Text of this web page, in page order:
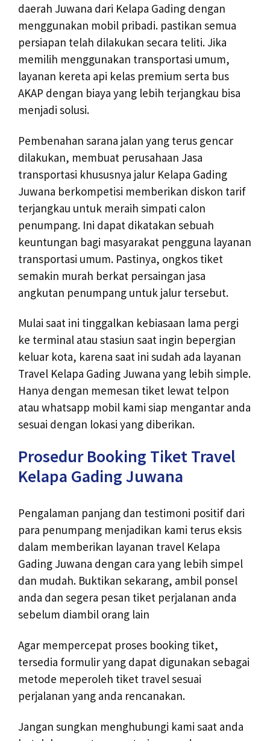
daerah Juwana dari Kelapa Gading dengan
menggunakan mobil pribadi. pastikan semua
persiapan telah dilakukan secara teliti. Jika
memilih menggunakan transportasi umum,
layanan kereta api kelas premium serta bus
AKAP dengan biaya yang lebih terjangkau bisa
menjadi solusi.
Pembenahan sarana jalan yang terus gencar
dilakukan, membuat perusahaan Jasa
transportasi khususnya jalur Kelapa Gading
Juwana berkompetisi memberikan diskon tarif
terjangkau untuk meraih simpati calon
penumpang. Ini dapat dikatakan sebuah
keuntungan bagi masyarakat pengguna layanan
transportasi umum. Pastinya, ongkos tiket
semakin murah berkat persaingan jasa
angkutan penumpang untuk jalur tersebut.
Mulai saat ini tinggalkan kebiasaan lama pergi
ke terminal atau stasiun saat ingin bepergian
keluar kota, karena saat ini sudah ada layanan
Travel Kelapa Gading Juwana yang lebih simple.
Hanya dengan memesan tiket lewat telpon
atau whatsapp mobil kami siap mengantar anda
sesuai dengan lokasi yang diberikan.
Prosedur Booking Tiket Travel
Kelapa Gading Juwana
Pengalaman panjang dan testimoni positif dari
para penumpang menjadikan kami terus eksis
dalam memberikan layanan travel Kelapa
Gading Juwana dengan cara yang lebih simpel
dan mudah. Buktikan sekarang, ambil ponsel
anda dan segera pesan tiket perjalanan anda
sebelum diambil orang lain
Agar mempercepat proses booking tiket,
tersedia formulir yang dapat digunakan sebagai
metode meperoleh tiket travel sesuai
perjalanan yang anda rencanakan.
Jangan sungkan menghubungi kami saat anda